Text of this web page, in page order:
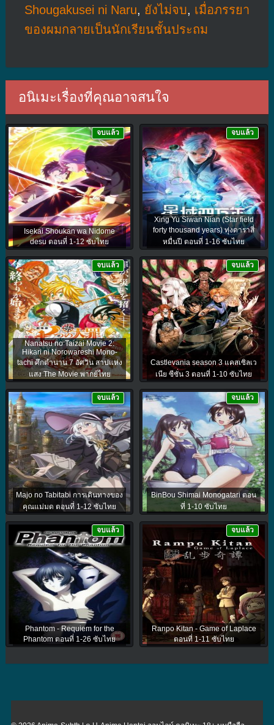
Shougakusei ni Naru, ยังไม่จบ, เมื่อภรรยา
ของผมกลายเป็นนักเรียนชั้นประถม
อนิเมะเรื่องที่คุณอาจสนใจ
Isekai Shoukan wa Nidome
desu ตอนที่ 1-12 ซับไทย
จบแล้ว
Xing Yu Siwan Nian (Star field
forty thousand years) ทุ่งดาราสี่
หมื่นปี ตอนที่ 1-16 ซับไทย
จบแล้ว
Nanatsu no Taizai Movie 2:
Hikari ni Norowareshi Mono-
tachi ศึกตํานาน 7 อัศวิน สาปแห่ง
แสง The Movie พากย์ไทย
จบแล้ว
Castlevania season 3 แคสเซิลเว
เนีย ซีซั่น 3 ตอนที่ 1-10 ซับไทย
จบแล้ว
Majo no Tabitabi การเดินทางของ
คุณแม่มด ตอนที่ 1-12 ซับไทย
จบแล้ว
BinBou Shimai Monogatari ตอน
ที่ 1-10 ซับไทย
จบแล้ว
Phantom - Requiem for the
Phantom ตอนที่ 1-26 ซับไทย
จบแล้ว
Ranpo Kitan - Game of Laplace
ตอนที่ 1-11 ซับไทย
จบแล้ว